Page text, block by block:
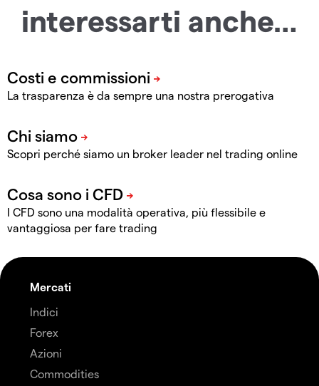
interessarti anche…
La trasparenza è da sempre una nostra prerogativa
Scopri perché siamo un broker leader nel trading online
I CFD sono una modalità operativa, più flessibile e
vantaggiosa per fare trading
Mercati
Indici
Forex
Azioni
Commodities